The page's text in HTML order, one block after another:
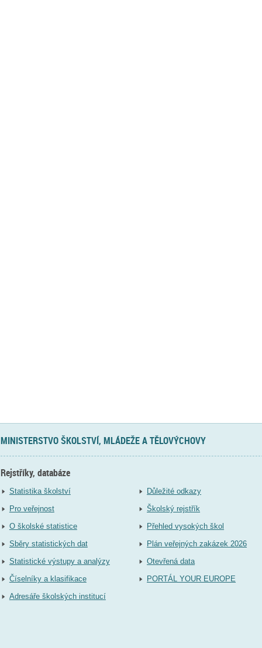
MINISTERSTVO ŠKOLSTVÍ, MLÁDEŽE A TĚLOVÝCHOVY
Rejstříky, databáze
Statistika školství
Pro veřejnost
O školské statistice
Sběry statistických dat
Statistické výstupy a analýzy
Číselníky a klasifikace
Adresáře školských institucí
Důležité odkazy
Školský rejstřík
Přehled vysokých škol
Plán veřejných zakázek 2026
Otevřená data
PORTÁL YOUR EUROPE